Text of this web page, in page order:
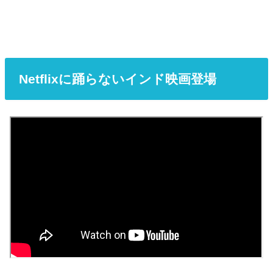
Netflixに踊らないインド映画登場